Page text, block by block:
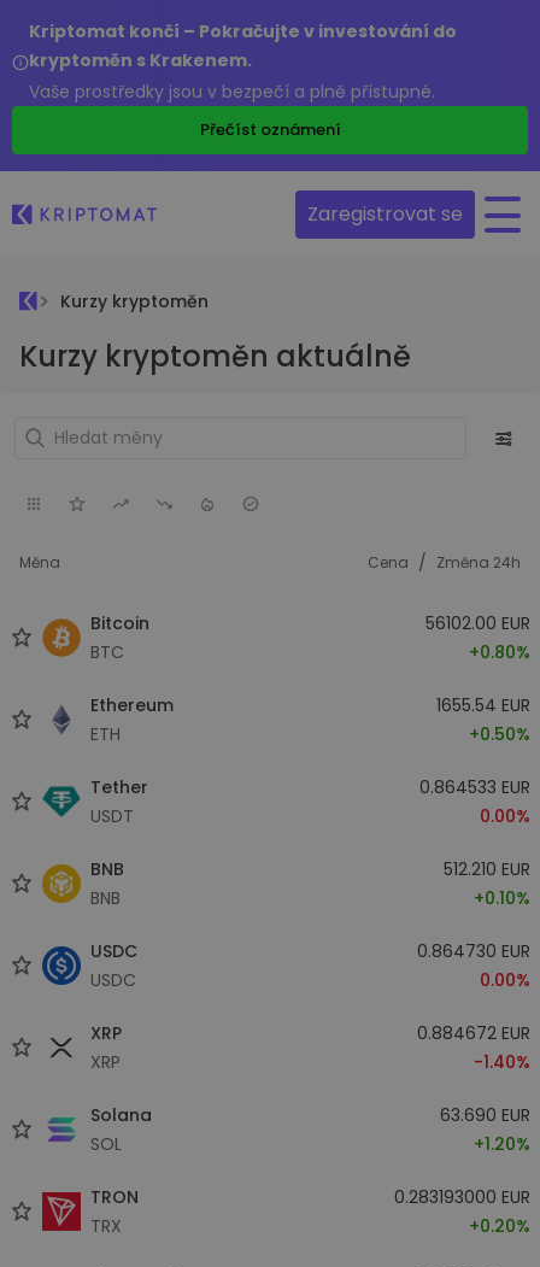
Kriptomat končí – Pokračujte v investování do
kryptoměn s Krakenem.
Vaše prostředky jsou v bezpečí a plně přístupné.
Přečíst oznámení
Zaregistrovat se
Kurzy kryptoměn
Kurzy kryptoměn aktuálně
Měna Cena / Změna 24h
Bitcoin
BTC
56102.00 EUR
+0.80%
Ethereum
ETH
1655.54 EUR
+0.50%
Tether
USDT
0.864533 EUR
0.00%
BNB
BNB
512.210 EUR
+0.10%
USDC
USDC
0.864730 EUR
0.00%
XRP
XRP
0.884672 EUR
-1.40%
Solana
SOL
63.690 EUR
+1.20%
TRON
TRX
0.283193000 EUR
+0.20%